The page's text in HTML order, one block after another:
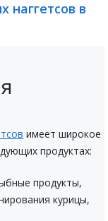
наггетсов в
имеет широкое
продуктах:
продукты,
курицы,